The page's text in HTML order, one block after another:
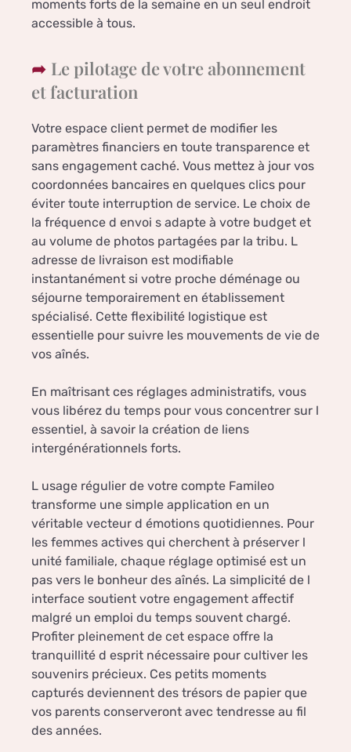
moments forts de la semaine en un seul endroit
accessible à tous.
Le pilotage de votre abonnement
et facturation
Votre espace client permet de modifier les
paramètres financiers en toute transparence et
sans engagement caché. Vous mettez à jour vos
coordonnées bancaires en quelques clics pour
éviter toute interruption de service. Le choix de
la fréquence d envoi s adapte à votre budget et
au volume de photos partagées par la tribu. L
adresse de livraison est modifiable
instantanément si votre proche déménage ou
séjourne temporairement en établissement
spécialisé. Cette flexibilité logistique est
essentielle pour suivre les mouvements de vie de
vos aînés.
En maîtrisant ces réglages administratifs, vous
vous libérez du temps pour vous concentrer sur l
essentiel, à savoir la création de liens
intergénérationnels forts.
L usage régulier de votre compte Famileo
transforme une simple application en un
véritable vecteur d émotions quotidiennes. Pour
les femmes actives qui cherchent à préserver l
unité familiale, chaque réglage optimisé est un
pas vers le bonheur des aînés. La simplicité de l
interface soutient votre engagement affectif
malgré un emploi du temps souvent chargé.
Profiter pleinement de cet espace offre la
tranquillité d esprit nécessaire pour cultiver les
souvenirs précieux. Ces petits moments
capturés deviennent des trésors de papier que
vos parents conserveront avec tendresse au fil
des années.